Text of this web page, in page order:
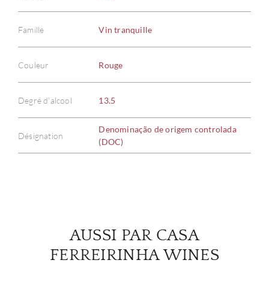
Famille Vin tranquille
Couleur Rouge
Degré d'alcool 13.5
Désignation
Denominação de origem controlada
(DOC)
AUSSI PAR CASA
FERREIRINHA WINES